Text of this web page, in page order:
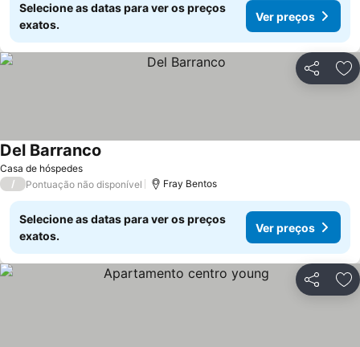
Selecione as datas para ver os preços
exatos.
Ver preços
Partilhar
Casa de hóspedes
Del Barranco
/ Pontuação não disponível Fray Bentos
Selecione as datas para ver os preços
exatos.
Ver preços
Partilhar